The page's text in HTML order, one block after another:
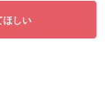
ほしい